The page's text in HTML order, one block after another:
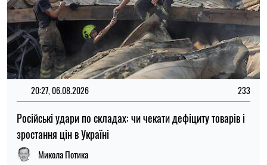
15:59, 06.08.2026